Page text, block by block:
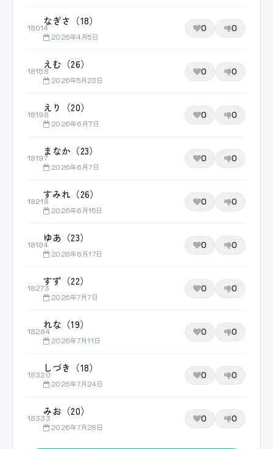
18014
なぎさ（18）
2026年4月5日
0 0
18158
えむ（26）
2026年5月23日
0 0
18198
えり（20）
2026年6月7日
0 0
18197
まなか（23）
2026年6月7日
0 0
18218
すみれ（26）
2026年6月15日
0 0
18184
ゆあ（23）
2026年6月17日
0 0
18273
すず（22）
2026年7月7日
0 0
18284
れな（19）
2026年7月11日
0 0
18320
しづき（18）
2026年7月24日
0 0
18333
みお（20）
2026年7月28日
0 0